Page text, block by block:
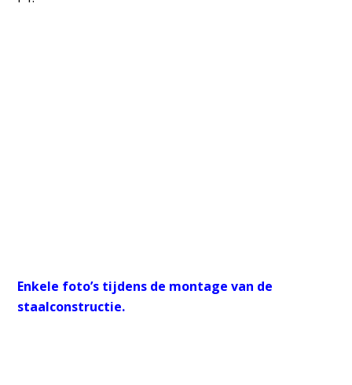
Enkele foto’s tijdens de montage van de
staalconstructie.